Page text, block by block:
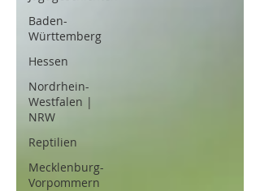
Baden-
Württemberg
Hessen
Nordrhein-
Westfalen |
NRW
Reptilien
Mecklenburg-
Vorpommern